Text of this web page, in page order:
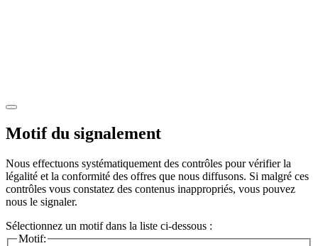
Motif du signalement
Nous effectuons systématiquement des contrôles pour vérifier la
légalité et la conformité des offres que nous diffusons. Si malgré ces
contrôles vous constatez des contenus inappropriés, vous pouvez
nous le signaler.
Sélectionnez un motif dans la liste ci-dessous :
Motif: